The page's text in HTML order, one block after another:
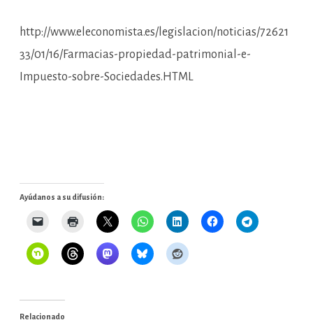
http://www.eleconomista.es/legislacion/noticias/72621
33/01/16/Farmacias-propiedad-patrimonial-e-
Impuesto-sobre-Sociedades.HTML
Ayúdanos a su difusión:
Relacionado